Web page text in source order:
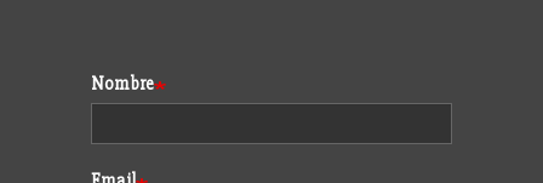
Formulario
Nombre